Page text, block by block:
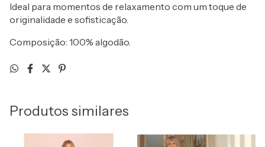
Ideal para momentos de relaxamento com um toque de
originalidade e sofisticação.
Composição: 100% algodão.
Produtos similares